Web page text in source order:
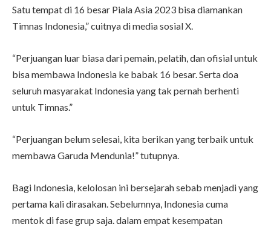
Satu tempat di 16 besar Piala Asia 2023 bisa diamankan
Timnas Indonesia,” cuitnya di media sosial X.
“Perjuangan luar biasa dari pemain, pelatih, dan ofisial untuk
bisa membawa Indonesia ke babak 16 besar. Serta doa
seluruh masyarakat Indonesia yang tak pernah berhenti
untuk Timnas.”
“Perjuangan belum selesai, kita berikan yang terbaik untuk
membawa Garuda Mendunia!” tutupnya.
Bagi Indonesia, kelolosan ini bersejarah sebab menjadi yang
pertama kali dirasakan. Sebelumnya, Indonesia cuma
mentok di fase grup saja. dalam empat kesempatan